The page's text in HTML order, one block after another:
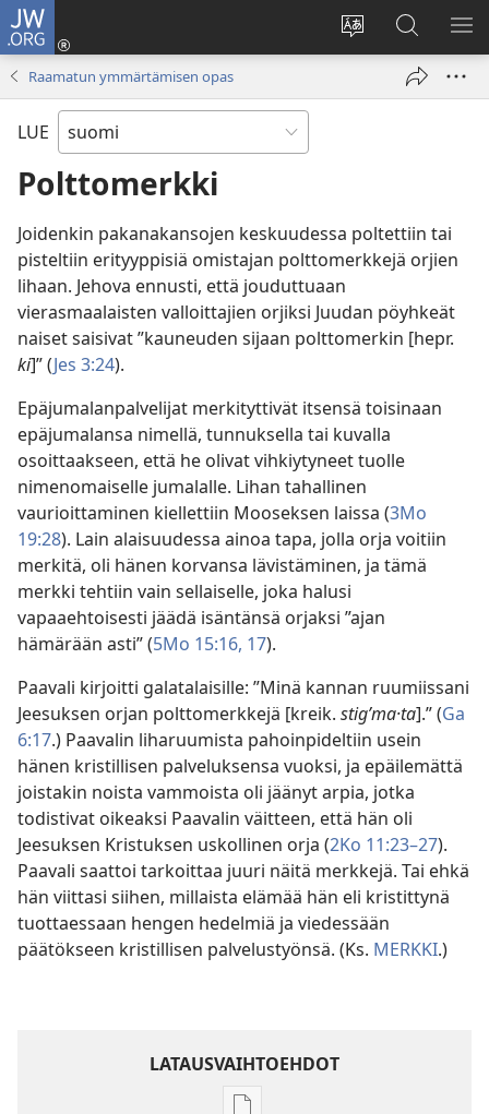
JW.ORG
Vaihda
sivuston
Kirjaudu
(avaa
Hae
JW.ORG-
sivustolta
Raamatun ymmärtämisen opas
LUE
Polttomerkki
Joidenkin pakanakansojen keskuudessa poltettiin tai
pisteltiin erityyppisiä omistajan polttomerkkejä orjien
lihaan. Jehova ennusti, että jouduttuaan
vierasmaalaisten valloittajien orjiksi Juudan pöyhkeät
naiset saisivat ”kauneuden sijaan polttomerkin [hepr.
ki]” (Jes 3:24).
Epäjumalanpalvelijat merkityttivät itsensä toisinaan
epäjumalansa nimellä, tunnuksella tai kuvalla
osoittaakseen, että he olivat vihkiytyneet tuolle
nimenomaiselle jumalalle. Lihan tahallinen
vaurioittaminen kiellettiin Mooseksen laissa (3Mo
19:28). Lain alaisuudessa ainoa tapa, jolla orja voitiin
merkitä, oli hänen korvansa lävistäminen, ja tämä
merkki tehtiin vain sellaiselle, joka halusi
vapaaehtoisesti jäädä isäntänsä orjaksi ”ajan
hämärään asti” (5Mo 15:16, 17).
Paavali kirjoitti galatalaisille: ”Minä kannan ruumiissani
Jeesuksen orjan polttomerkkejä [kreik. stigʹma·ta].” (Ga
6:17.) Paavalin liharuumista pahoinpideltiin usein
hänen kristillisen palveluksensa vuoksi, ja epäilemättä
joistakin noista vammoista oli jäänyt arpia, jotka
todistivat oikeaksi Paavalin väitteen, että hän oli
Jeesuksen Kristuksen uskollinen orja (2Ko 11:23–27).
Paavali saattoi tarkoittaa juuri näitä merkkejä. Tai ehkä
hän viittasi siihen, millaista elämää hän eli kristittynä
tuottaessaan hengen hedelmiä ja viedessään
päätökseen kristillisen palvelustyönsä. (Ks. MERKKI.)
LATAUSVAIHTOEHDOT